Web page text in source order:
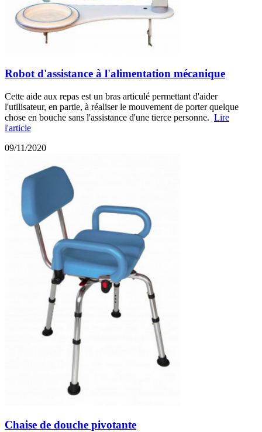
Robot d'assistance à l'alimentation mécanique
Cette aide aux repas est un bras articulé permettant d'aider
l'utilisateur, en partie, à réaliser le mouvement de porter quelque
chose en bouche sans l'assistance d'une tierce personne. Lire
l'article
09/11/2020
Chaise de douche pivotante